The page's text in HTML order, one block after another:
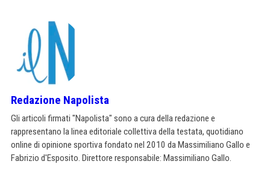
Redazione Napolista
Gli articoli firmati "Napolista" sono a cura della redazione e
rappresentano la linea editoriale collettiva della testata, quotidiano
online di opinione sportiva fondato nel 2010 da Massimiliano Gallo e
Fabrizio d'Esposito. Direttore responsabile: Massimiliano Gallo.